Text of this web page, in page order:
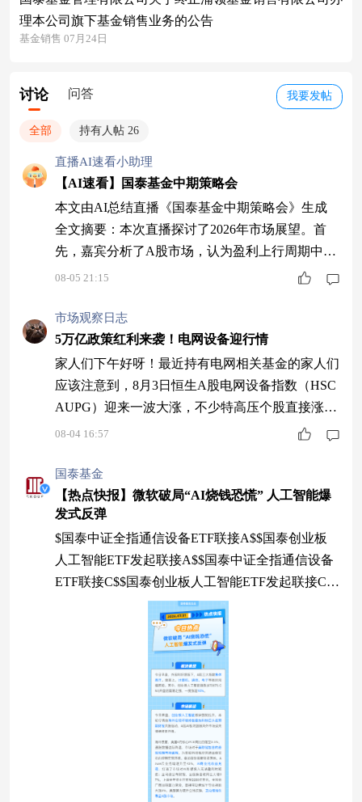
理本公司旗下基金销售业务的公告
基金销售 07月24日
我要发帖
讨论 问答
全部 持有人帖 26
直播AI速看小助理
【AI速看】国泰基金中期策略会
本文由AI总结直播《国泰基金中期策略会》生成
全文摘要：本次直播探讨了2026年市场展望。首
先，嘉宾分析了A股市场，认为盈利上行周期中难
现大熊市，建议关注AI硬件龙头及基本面改善板
指出需警惕通胀和就业市场不确定性。接着，嘉宾
看好下半年科技投资，尤其是国产算力和半导体领
域。消费行业拐点将至，医药创新药发展迅速。最
后，分析了机器人产业投资机会，建议采用核心加
08-05 21:15
市场观察日志
5万亿政策红利来袭！电网设备迎行情
家人们下午好呀！最近持有电网相关基金的家人们
应该注意到，8月3日恒生A股电网设备指数（HSC
AUPG）迎来一波大涨，不少特高压个股直接涨
停，且今日继续上涨。此前指数从年内高点回撤超
白话为各位家人拆解机会与暗藏的不确定性~ 一、
实打实的多重利好支撑板块 1. 顶层政策重磅加
码，五年投资空间拉满。中央推进“六张网”建设，
新型电网定为“十五五”核心赛道，全周
08-04 16:57
国泰基金
【热点快报】微软破局“AI烧钱恐慌” 人工智能爆
发式反弹
$国泰中证全指通信设备ETF联接A$$国泰创业板
人工智能ETF发起联接A$$国泰中证全指通信设备
ETF联接C$$国泰创业板人工智能ETF发起联接C$
#光通信史诗级大反攻 情绪或被全面点燃##外资抢
筹长鑫科技 加速布局中国AI链##大消费逆势走
强：涨势开启or超跌反弹？##聊聊我的黄金投资体
验##来圈子找经理#